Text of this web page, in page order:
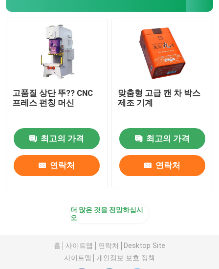
고품질 상단 뚜?? CNC
프레스 펀칭 머신
최고의 가격
연락처
맞춤형 고급 캔 차 박스
제조 기계
최고의 가격
연락처
더 많은 것을 전망하십시
오
홈 사이트맵 연락처
Desktop Site
사이트맵
개인정보 보호 정책